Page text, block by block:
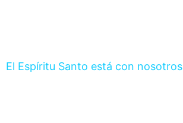
El Espíritu Santo está con nosotros